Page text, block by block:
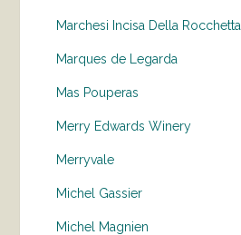
Marchesi Incisa Della Rocchetta
Marques de Legarda
Mas Pouperas
Merry Edwards Winery
Merryvale
Michel Gassier
Michel Magnien